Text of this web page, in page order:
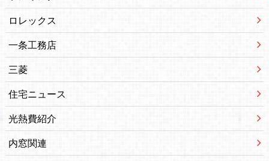
ロレックス
一条工務店
三菱
住宅ニュース
光熱費紹介
内窓関連